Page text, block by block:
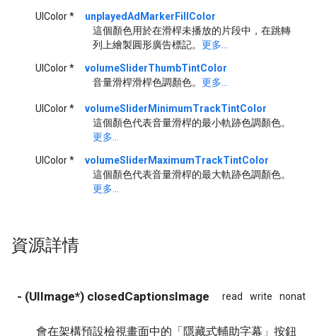
UIColor *
unplayedAdMarkerFillColor
這個顏色用於在滑桿未播放的片段中，在跳轉
列上繪製圓形廣告標記。 更多...
UIColor *
volumeSliderThumbTintColor
音量滑桿滑桿色調顏色。 更多...
UIColor *
volumeSliderMinimumTrackTintColor
這個顏色代表音量滑桿的最小軌跡色調顏色。
更多...
UIColor *
volumeSliderMaximumTrackTintColor
這個顏色代表音量滑桿的最大軌跡色調顏色。
更多...
資源詳情
- (UIImage*) closedCaptionsImage read write
會在架構預設檢視畫面中的「隱藏式輔助字幕」按鈕